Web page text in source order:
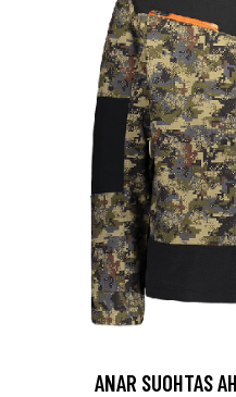
ANAR SUOHTAS